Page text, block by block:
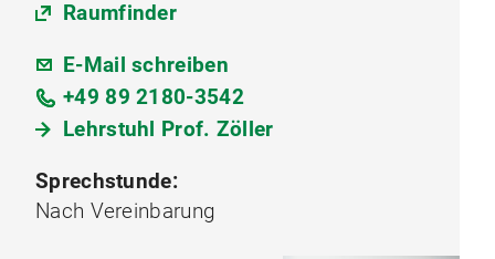
Raumfinder
E-Mail schreiben
+49 89 2180-3542
Lehrstuhl Prof. Zöller
Sprechstunde:
Nach Vereinbarung